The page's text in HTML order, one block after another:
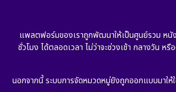
แพลตฟอร์มของเราถูกพัฒนาให้เป็นศูนย์รวม หนั
ชั่วโมง ได้ตลอดเวลา ไม่ว่าจะช่วงเช้า กลางวัน
นอกจากนี้ ระบบการจัดหมวดหมู่ยังถูกออกแบบมาใ